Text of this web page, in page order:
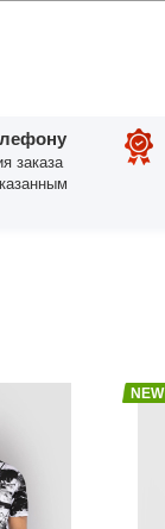
заказа
NEW